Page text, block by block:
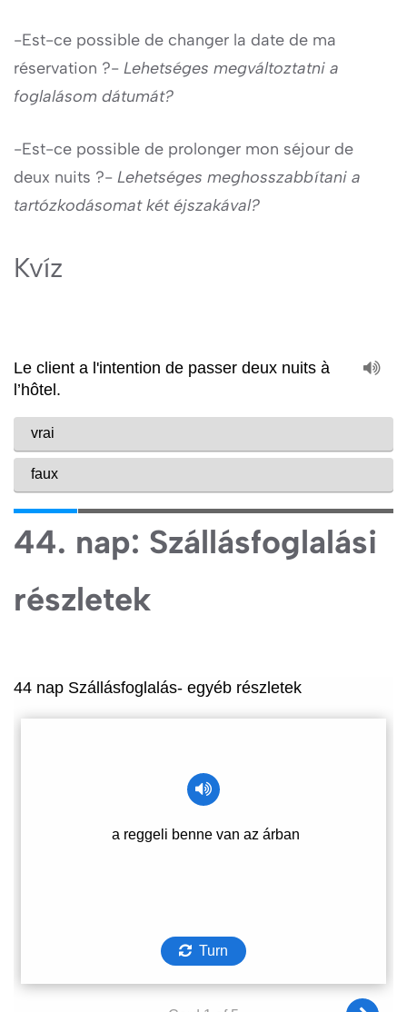
-Est-ce possible de changer la date de ma
réservation ?- Lehetséges megváltoztatni a
foglalásom dátumát?
-Est-ce possible de prolonger mon séjour de
deux nuits ?- Lehetséges meghosszabbítani a
tartózkodásomat két éjszakával?
Kvíz
44. nap: Szállásfoglalási
részletek